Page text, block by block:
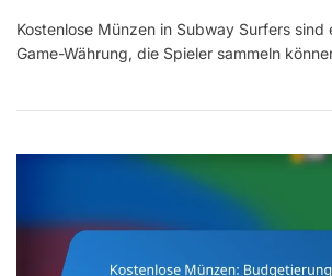
Kostenlose Münzen in Subway Surfers sind
Game-Währung, die Spieler sammeln